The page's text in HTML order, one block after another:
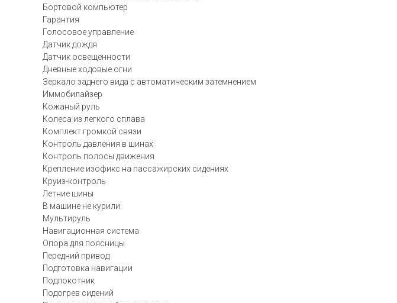
Бортовой компьютер
Гарантия
Голосовое управление
Датчик дождя
Датчик освещенности
Дневные ходовые огни
Зеркало заднего вида с автоматическим затемнением
Иммобилайзер
Кожаный руль
Колеса из легкого сплава
Комплект громкой связи
Контроль давления в шинах
Контроль полосы движения
Крепление изофикс на пассажирских сидениях
Круиз-контроль
Летние шины
В машине не курили
Мультируль
Навигационная система
Опора для поясницы
Передний привод
Подготовка навигации
Подлокотник
Подогрев сидений